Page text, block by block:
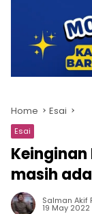
Home Esai
Esai
masih
Salman Akif
19 May 2022